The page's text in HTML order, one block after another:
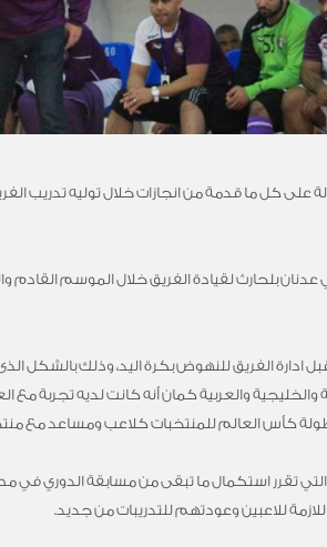
كل ما قدمة من انجازات خلال توليه تدريب الفريق
بلحارث لقيادة الفريق خلال الموسم القادم
ادارة الفريق للنهوض بكرة اليد، وذلك بالشكل
والخليجية والعربية كمان أنه كانت لديه تجربة
تقرر استكمال ما تبقى من مسابقة الدوري في
للاعبين وعودتهم للتدريبات من جديد.